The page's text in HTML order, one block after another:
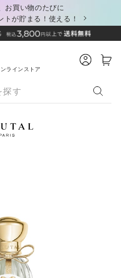
お買い物のたびに
トが貯まる！使える！
ラインストア